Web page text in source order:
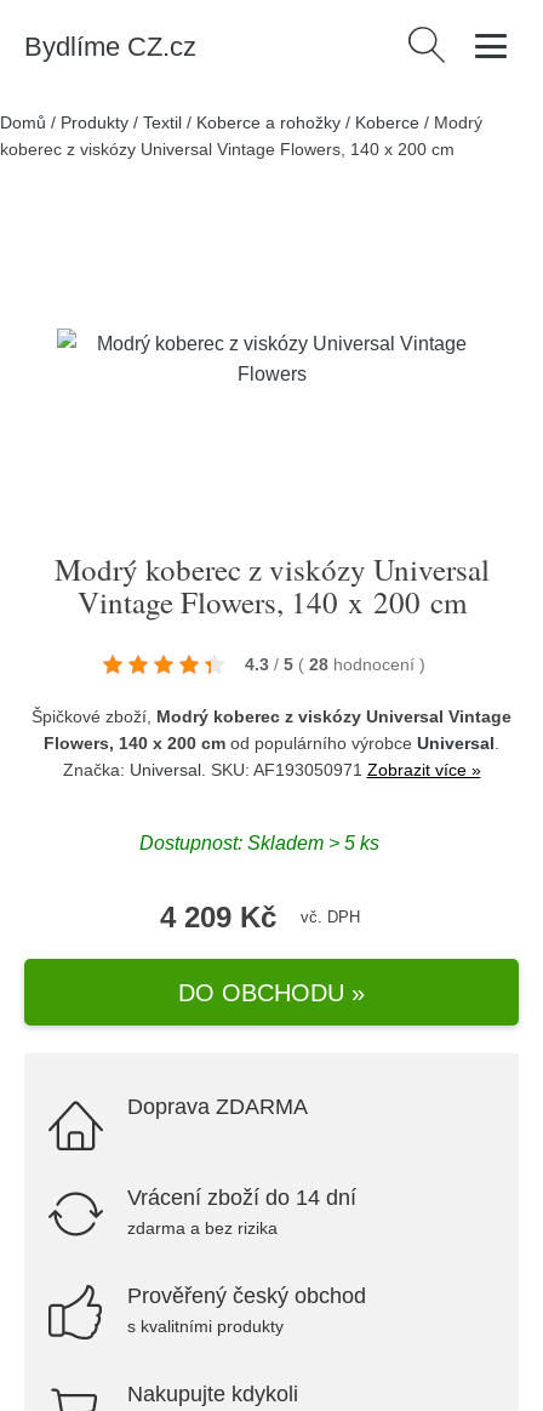
Bydlíme CZ.cz Vyhledávání
Domů / Produkty / Textil / Koberce a rohožky / Koberce / Modrý
koberec z viskózy Universal Vintage Flowers, 140 x 200 cm
Modrý koberec z viskózy Universal
Vintage Flowers, 140 x 200 cm
4.3 / 5 ( 28 hodnocení )
Špičkové zboží, Modrý koberec z viskózy Universal Vintage
Flowers, 140 x 200 cm od populárního výrobce Universal
Značka: Universal. SKU: AF193050971 Zobrazit více »
Dostupnost: Skladem > 5 ks
4 209 Kč vč. DPH
DO OBCHODU »
Doprava ZDARMA
Vrácení zboží do 14 dní
zdarma a bez rizika
Prověřený český obchod
s kvalitními produkty
Nakupujte kdykoli